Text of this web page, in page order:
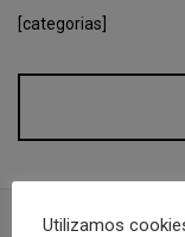
[categorias]
Utilizamos